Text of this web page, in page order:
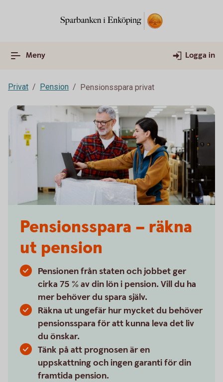
Meny Logga in
Privat Pension Pensionsspara privat
Pensionsspara – räkna
ut pension
Pensionen från staten och jobbet ger
cirka 75 % av din lön i pension. Vill du ha
mer behöver du spara själv.
Räkna ut ungefär hur mycket du behöver
pensionsspara för att kunna leva det liv
du önskar.
Tänk på att prognosen är en
uppskattning och ingen garanti för din
framtida pension.